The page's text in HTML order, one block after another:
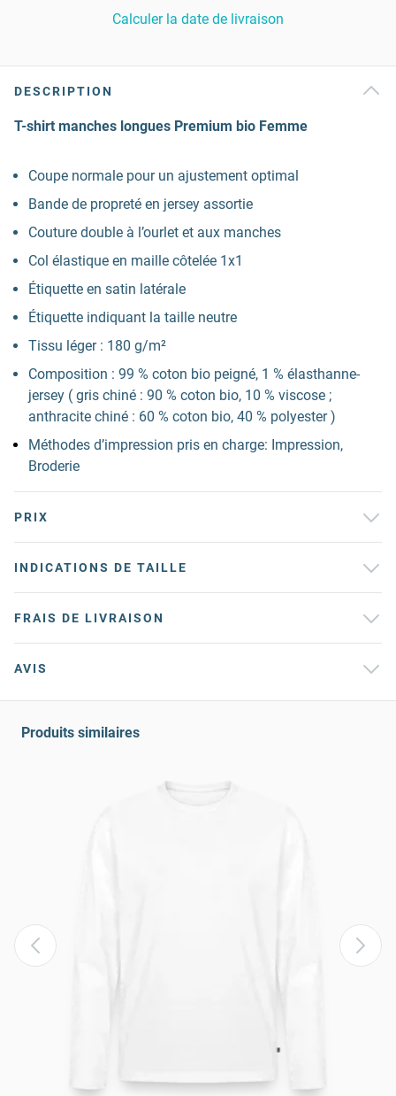
Calculer la date de livraison
DESCRIPTION
T-shirt manches longues Premium bio Femme
Coupe normale pour un ajustement optimal
Bande de propreté en jersey assortie
Couture double à l’ourlet et aux manches
Col élastique en maille côtelée 1x1
Étiquette en satin latérale
Étiquette indiquant la taille neutre
Tissu léger : 180 g/m²
Composition : 99 % coton bio peigné, 1 % élasthanne-
jersey ( gris chiné : 90 % coton bio, 10 % viscose ;
anthracite chiné : 60 % coton bio, 40 % polyester )
Méthodes d’impression pris en charge: Impression,
Broderie
PRIX
INDICATIONS DE TAILLE
FRAIS DE LIVRAISON
AVIS
Produits similaires